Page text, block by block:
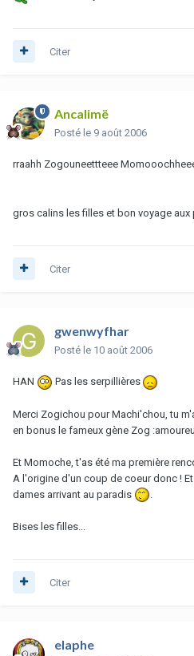
Citer
Ancalimë
Posté le 9 août 2006
rraahh Zogouneettteee
gros calins les filles et bon voyage aux
Citer
gwenwyfhar
Posté le 10 août 2006
HAN Pas les serpillières
Merci Zogichou pour Machi'chou, tu
en bonus le fameux gène Zog
Et Momoche, t'as été ma première
A l'origine d'un coup de coeur donc !
dames arrivant au paradis
Bises les filles...
Citer
elaphe